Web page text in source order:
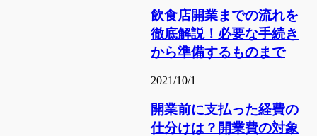
飲食店開業までの流れを
徹底解説！必要な手続き
から準備するものまで
2021/10/1
開業前に支払った経費の
仕分けは？開業費の対象